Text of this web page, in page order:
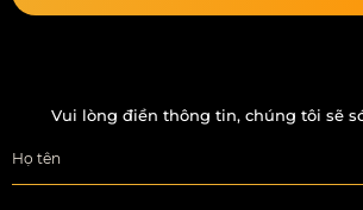
Vui lòng điền thông tin, chúng tôi sẽ